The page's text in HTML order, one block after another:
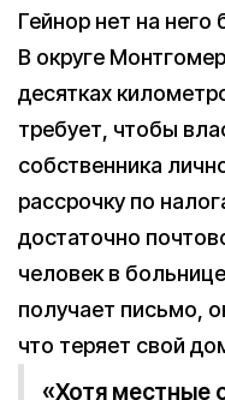
Гейнор нет на него
В округе
десятках
требует, чтобы
собственника
рассрочку по
достаточно
человек в
получает письмо,
что теряет свой
«Хотя местные